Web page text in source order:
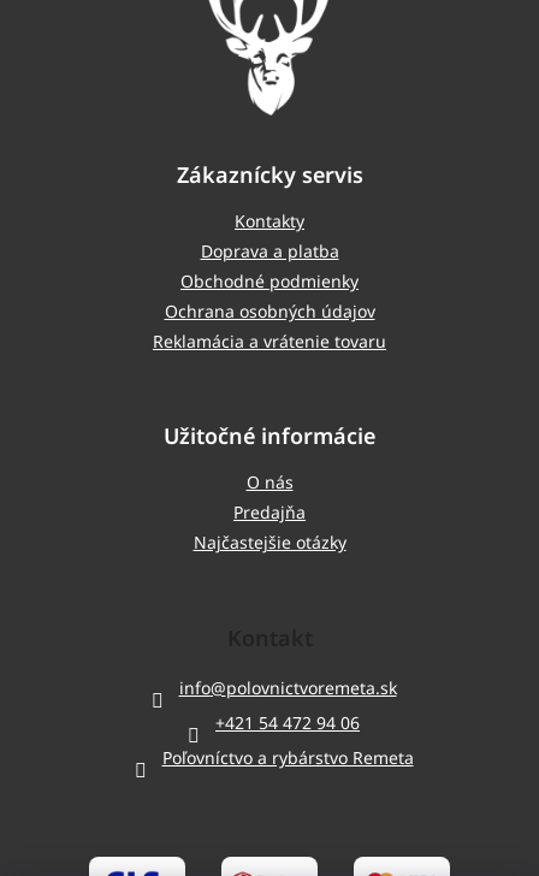
Zákaznícky servis
Kontakty
Doprava a platba
Obchodné podmienky
Ochrana osobných údajov
Reklamácia a vrátenie tovaru
Užitočné informácie
O nás
Predajňa
Najčastejšie otázky
info@polovnictvoremeta.sk
+421 54 472 94 06
Poľovníctvo a rybárstvo Remeta